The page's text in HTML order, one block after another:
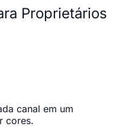
Proprietários
canal em um
cores.